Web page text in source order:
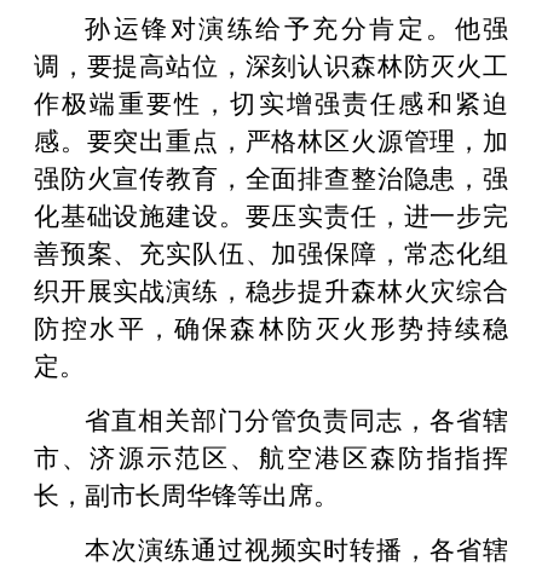
孙运锋对演练给予充分肯定。他强
调，要提高站位，深刻认识森林防灭火工
作极端重要性，切实增强责任感和紧迫
感。要突出重点，严格林区火源管理，加
强防火宣传教育，全面排查整治隐患，强
化基础设施建设。要压实责任，进一步完
善预案、充实队伍、加强保障，常态化组
织开展实战演练，稳步提升森林火灾综合
防控水平，确保森林防灭火形势持续稳
定。
省直相关部门分管负责同志，各省辖
市、济源示范区、航空港区森防指指挥
长，副市长周华锋等出席。
本次演练通过视频实时转播，各省辖